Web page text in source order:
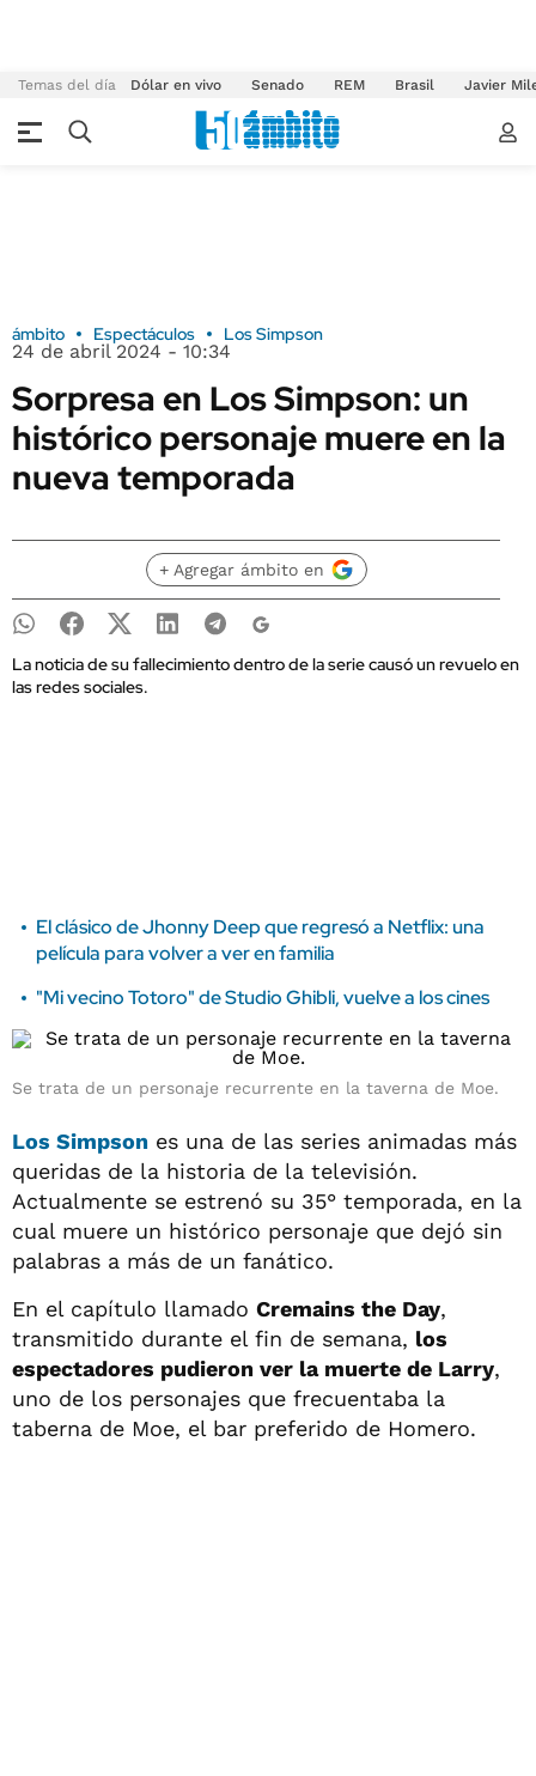
Temas del día Dólar en vivo Senado REM Brasil Javier
ámbito Espectáculos Los Simpson
24 de abril 2024 - 10:34
Sorpresa en Los Simpson: un
histórico personaje muere en la
nueva temporada
+ Agregar ámbito en
La noticia de su fallecimiento dentro de la serie causó un revuelo en
las redes sociales.
El clásico de Jhonny Deep que regresó a Netflix: una
película para volver a ver en familia
"Mi vecino Totoro" de Studio Ghibli, vuelve a los cines
Se trata de un personaje recurrente en la taverna de Moe.
Los Simpson es una de las series animadas más
queridas de la historia de la televisión.
Actualmente se estrenó su 35° temporada, en la
cual muere un histórico personaje que dejó sin
palabras a más de un fanático.
En el capítulo llamado Cremains the Day,
transmitido durante el fin de semana, los
espectadores pudieron ver la muerte de Larry,
uno de los personajes que frecuentaba la
taberna de Moe, el bar preferido de Homero.